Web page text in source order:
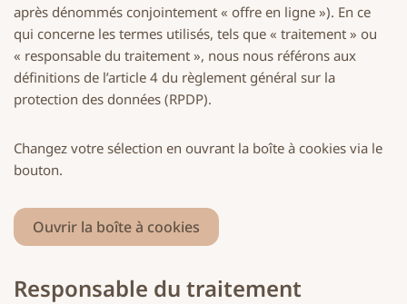
après dénommés conjointement « offre en ligne »). En ce
qui concerne les termes utilisés, tels que « traitement » ou
« responsable du traitement », nous nous référons aux
définitions de l’article 4 du règlement général sur la
protection des données (RPDP).
Changez votre sélection en ouvrant la boîte à cookies via le
bouton.
Ouvrir la boîte à cookies
Responsable du traitement